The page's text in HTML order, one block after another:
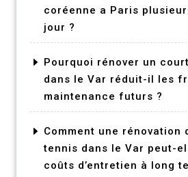
coréenne a Paris
jour ?
Pourquoi rénover un
dans le Var réduit-il les
maintenance futurs ?
Comment une rénovation
tennis dans le Var peut-
coûts d’entretien à long